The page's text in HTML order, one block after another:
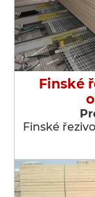
Finské
Finské